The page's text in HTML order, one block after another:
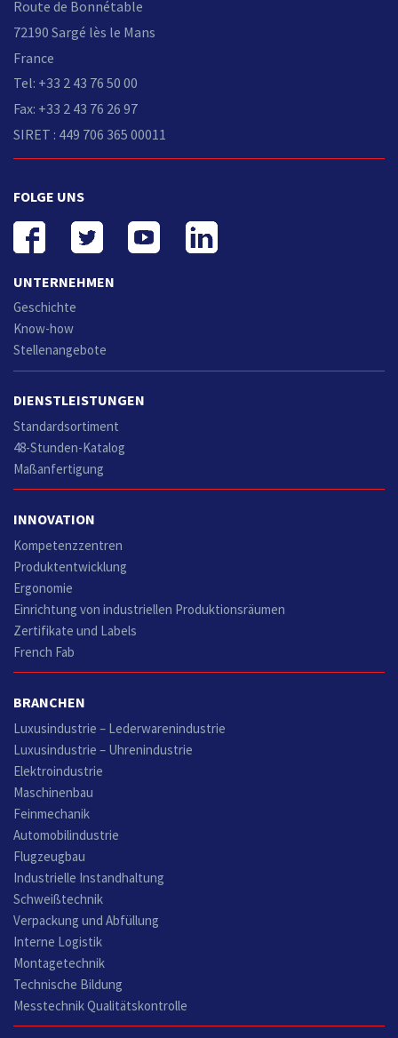
Route de Bonnétable
72190 Sargé lès le Mans
France
Tel: +33 2 43 76 50 00
Fax: +33 2 43 76 26 97
SIRET : 449 706 365 00011
FOLGE UNS
UNTERNEHMEN
Geschichte
Know-how
Stellenangebote
DIENSTLEISTUNGEN
Standardsortiment
48-Stunden-Katalog
Maßanfertigung
INNOVATION
Kompetenzzentren
Produktentwicklung
Ergonomie
Einrichtung von industriellen Produktionsräumen
Zertifikate und Labels
French Fab
BRANCHEN
Luxusindustrie – Lederwarenindustrie
Luxusindustrie – Uhrenindustrie
Elektroindustrie
Maschinenbau
Feinmechanik
Automobilindustrie
Flugzeugbau
Industrielle Instandhaltung
Schweißtechnik
Verpackung und Abfüllung
Interne Logistik
Montagetechnik
Technische Bildung
Messtechnik Qualitätskontrolle